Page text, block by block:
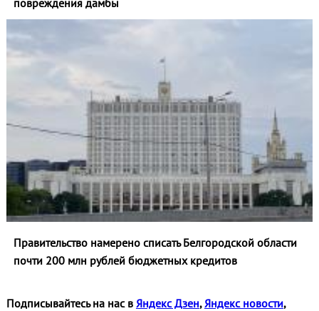
Правительство намерено списать Белгородской области
почти 200 млн рублей бюджетных кредитов
Подписывайтесь на нас в Яндекс Дзен, Яндекс новости,